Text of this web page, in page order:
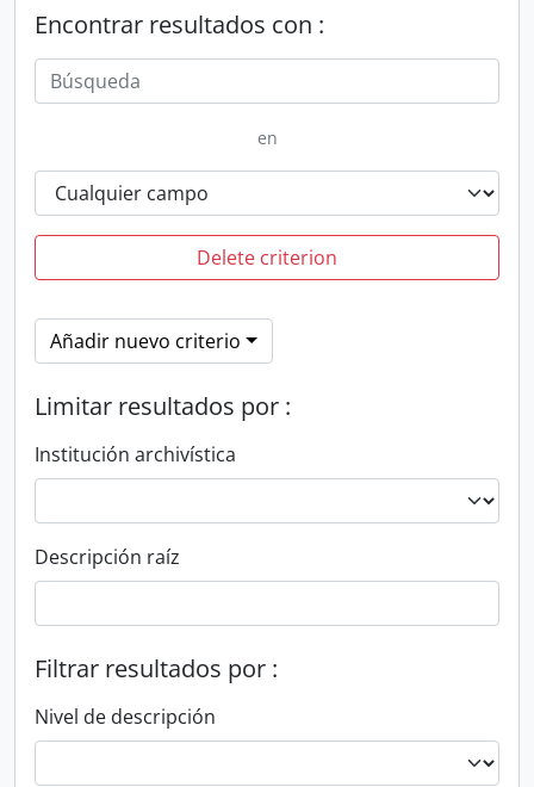
Encontrar resultados con :
en
Delete criterion
Añadir nuevo criterio
Limitar resultados por :
Institución archivística
Descripción raíz
Filtrar resultados por :
Nivel de descripción